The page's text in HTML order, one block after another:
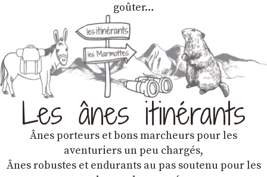
goûter…
Les ânes itinérants
Ânes porteurs et bons marcheurs pour les
aventuriers un peu chargés,
Ânes robustes et endurants au pas soutenu pour les